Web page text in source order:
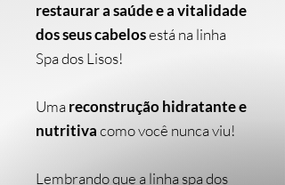
restaurar a saúde e a vitalidade
dos seus cabelosestá na linha
Spa dos Lisos!
Umareconstrução hidratante e
nutritivacomo você nunca viu!
Lembrando que a linha spa dos